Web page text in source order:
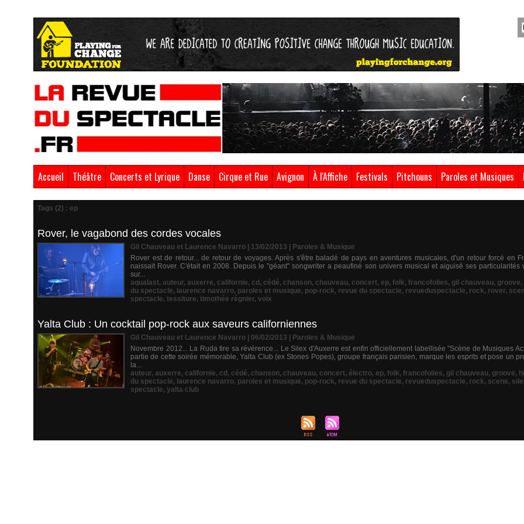
Accueil Théâtre Concerts et Lyrique Danse Cirque et Rue Avignon À l'Affiche Festivals Pitchouns Paroles et Musiques
Tags (2) : ep
Rover, le vagabond des cordes vocales
Gil Chauveau et Laurence Navarro | 13/02/2013
Paroles & Musique
Rover est de retour... de retour de voyages. Après s'être baladé de pays en aventures musicales, d'un retour forcé en
naissait Rover. C'était en 2008. Depuis le "géant" songwriter a peaufiné son univers musical et aiguisé ses particularités
sur...
aqualast, auteur, auxerre, californie, cd , cédé, chanson, chauveau, concert, ep, folk, francofolies, gil chauveau, groove,
du spectacle, laurence navarro, paroles et musique, pop-rock, revue du spectacle, revueduspectacle, rock, rover,
spectacle, tessiture, timothée régnier, voix
Yalta Club : Un cocktail pop-rock aux saveurs californiennes
Gil Chauveau et Laurence Navarro | 06/02/2013
Paroles & Musique
Novembre 2012... La Ruda tire sa révérence... Le Silex d'Auxerre est enfin officiellement labellisée "Scène de Musiques
partie de cette soirée mémorable, Yalta Club (ex Stones Popes), groupe français parisien, marque les esprits et pose un
la...
auteur, auxerre, californie, cd , cédé, chanson, chauveau, concert, électro, ep, folk, francofolies, gil chauveau, groove,
du spectacle, laurence navarro, paroles et musique, pop-rock, revue du spectacle, revueduspectacle, rock, scene,
spectacle, yalta club